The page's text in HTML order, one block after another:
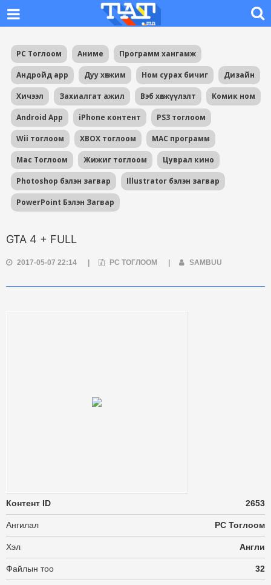
PC Тоглоом Аниме Программ хангамж
Андройд app Дуу хөгжим Ном сурах бичиг Дизайн
Хичээл Захиалгат ажил Вэб хөгжүүлэлт Комик ном
Android App iPhone контент PS3 тоглоом
Wii тоглоом XBOX тоглоом MAC программ
Mac Тоглоом Жижиг тоглоом Цуврал кино
Photoshop бэлэн загвар Illustrator бэлэн загвар
PowerPoint Бэлэн Загвар
GTA 4 + FULL
2017-05-07 22:14 PC ТОГЛООМ SAMBUU
Контент ID 2653
Ангилал PC Тоглоом
Хэл Англи
Файлын тоо 32